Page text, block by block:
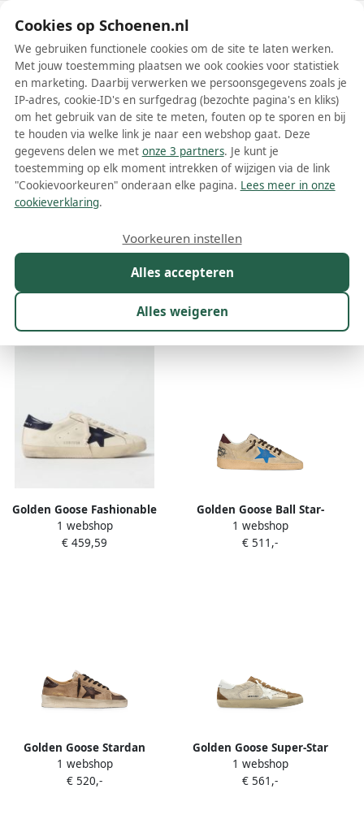
Schoenen.nl
Wis filters Alle filters
Beige Golden Goose herenschoenen
Meer lezen
Kleur 1
113 resultaten:
Golden Goose Fashionable
Low-Top Sneakers with Star
Accent and Lace-Up Closure
1 webshop
€ 459,59
Golden Goose Ball Star-
patch sneakers Beige
1 webshop
€ 511,-
Golden Goose Stardan
suede toe nylon tongue
suede upper leather Star
1 webshop
€ 520,-
Golden Goose Super-Star
suede-panel sneakers Beige
1 webshop
€ 561,-
Cookies op Schoenen.nl
We gebruiken functionele cookies om de site te laten werken.
Met jouw toestemming plaatsen we ook cookies voor statistiek
en marketing. Daarbij verwerken we persoonsgegevens zoals je
IP-adres, cookie-ID's en surfgedrag (bezochte pagina's en kliks)
om het gebruik van de site te meten, fouten op te sporen en bij
te houden via welke link je naar een webshop gaat. Deze
gegevens delen we met onze 3 partners. Je kunt je
toestemming op elk moment intrekken of wijzigen via de link
"Cookievoorkeuren" onderaan elke pagina. Lees meer in onze
cookieverklaring.
Alles accepteren
Alles weigeren
Voorkeuren instellen